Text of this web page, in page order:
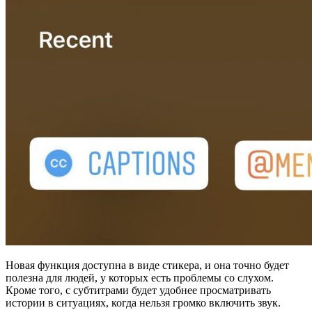
Новая функция доступна в виде стикера, и она точно будет
полезна для людей, у которых есть проблемы со слухом.
Кроме того, с субтитрами будет удобнее просматривать
истории в ситуациях, когда нельзя громко включить звук.